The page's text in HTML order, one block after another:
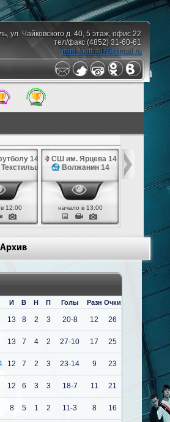
ул. Чайковского д. 40, 5 этаж, офис 22
тел/факс (4852) 31-60-61
mini-football76@mail.ru
14
14
12:00
СШ им. Ярцева 14
Волжанин 14
начало в 13:00
Архив
И В Н П Голы Разн Очки
13 8 2 3 20-8 12 26
13 7 4 2 27-10 17 25
12 7 2 3 23-14 9 23
12 6 3 3 18-7 11 21
8 5 1 2 11-3 8 16